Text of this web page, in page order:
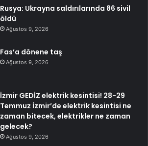
Rusya: Ukrayna saldırılarında 86 sivil
öldü
Ağustos 9, 2026
Fas’a dönene taş
Ağustos 9, 2026
İzmir GEDİZ elektrik kesintisi! 28-29
Temmuz İzmir’de elektrik kesintisi ne
zaman bitecek, elektrikler ne zaman
gelecek?
Ağustos 9, 2026